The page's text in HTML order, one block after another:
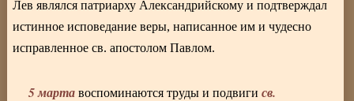
Лев являлся патриарху Александрийскому и подтверждал
истинное исповедание веры, написанное им и чудесно
исправленное св. апостолом Павлом.
5 марта воспоминаются труды и подвигисв.